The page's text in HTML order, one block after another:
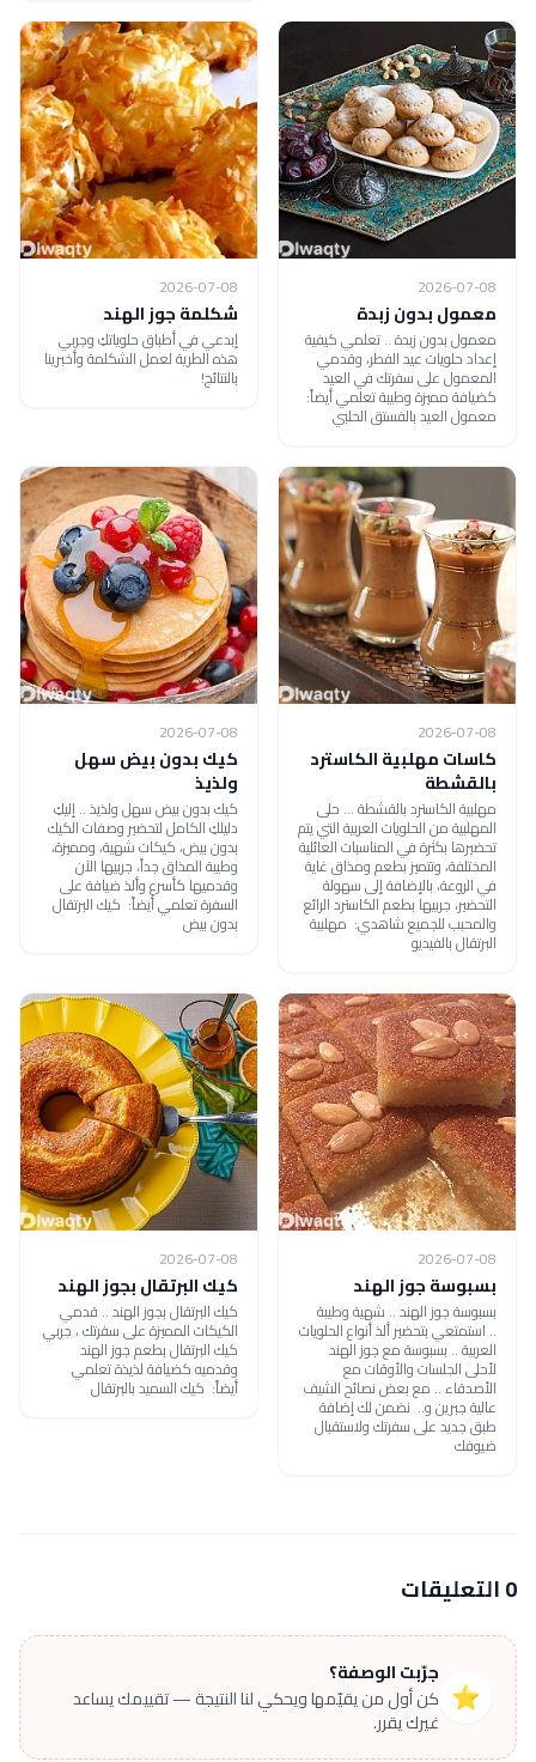
2026-07-08
معمول بدون زبدة
معمول بدون زبدة .. تعلمي كيفية
إعداد حلويات عيد الفطر، وقدمي
المعمول على سفرتك في العيد
كضيافة مميزة وطيبة تعلمي أيضاً:
معمول العيد بالفستق الحلبي
2026-07-08
شكلمة جوز الهند
إبدعي في أطباق حلوياتكِ وجربي
هذه الطرية لعمل الشكلمة وأخبرينا
بالنتائج!
2026-07-08
كاسات مهلبية الكاسترد
بالقشطة
مهلبية الكاسترد بالقشطة ... حلى
المهلبية من الحلويات العربية التي يتم
تحضيرها بكثرة في المناسبات العائلية
المختلفة، وتتميز بطعم ومذاق غاية
في الروعة، بالإضافة إلى سهولة
التحضير، جربيها بطعم الكاسترد الرائع
والمحبب للجميع شاهدي: مهلبية
البرتقال بالفيديو
2026-07-08
كيك بدون بيض سهل
ولذيذ
كيك بدون بيض سهل ولذيذ .. إليكِ
دليلكِ الكامل لتحضير وصفات الكيك
بدون بيض، كيكات شهية، ومميزة،
وطيبة المذاق جداً، جربيها الآن
وقدميها كأسرع وألذ ضيافة على
السفرة تعلمي أيضاً: كيك البرتقال
بدون بيض
2026-07-08
بسبوسة جوز الهند
بسبوسة جوز الهند .. شهية وطيبة
.. استمتعي بتحضير ألذ أنواع الحلويات
العربية .. بسبوسة مع جوز الهند
لأحلى الجلسات والأوقات مع
الأصدقاء .. مع بعض نصائح الشيف
عالية جبرين و.. نضمن لك إضافة
طبق جديد على سفرتك ولاستقبال
ضيوفك
2026-07-08
كيك البرتقال بجوز الهند
كيك البرتقال بجوز الهند .. قدمي
الكيكات المميزة على سفرتك ، جربي
كيك البرتقال بطعم جوز الهند
وقدميه كضيافة لذيذة تعلمي
أيضاً: كيك السميد بالبرتقال
0 التعليقات
⭐
جرّبت الوصفة؟
كن أول من يقيّمها ويحكي لنا النتيجة — تقييمك يساعد
غيرك يقرر.